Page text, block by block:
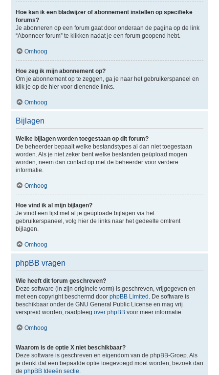
Hoe kan ik een bladwijzer of abonnement instellen op specifieke
forums?
Je abonneren op een forum gaat door onderaan de pagina op de link
“Abonneer forum” te klikken nadat je een forum geopend hebt.
Omhoog
Hoe zeg ik mijn abonnement op?
Om je abonnement op te zeggen, ga je naar het gebruikerspaneel en
klik je op de hier voor dienende links.
Omhoog
Bijlagen
Welke bijlagen worden toegestaan op dit forum?
De beheerder bepaalt welke bestandstypes al dan niet toegestaan
worden. Als je niet zeker bent welke bestanden geüpload mogen
worden, neem dan contact op met de beheerder voor verdere
informatie.
Omhoog
Hoe vind ik al mijn bijlagen?
Je vindt een lijst met al je geüploade bijlagen via het
gebruikerspaneel, volg hier de links naar het gedeelte omtrent
bijlagen.
Omhoog
phpBB vragen
Wie heeft dit forum geschreven?
Deze software (in zijn originele vorm) is geschreven, vrijgegeven en
met een copyright beschermd door phpBB Limited . De software is
beschikbaar onder de GNU General Public License en mag vrij
verspreid worden, raadpleeg over phpBBvoor meer informatie.
Omhoog
Waarom is de optie X niet beschikbaar?
Deze software is geschreven en eigendom van de phpBB-Groep. Als
je denkt dat een bepaalde optie toegevoegd moet worden, bezoek dan
de phpBB Ideeën sectie.